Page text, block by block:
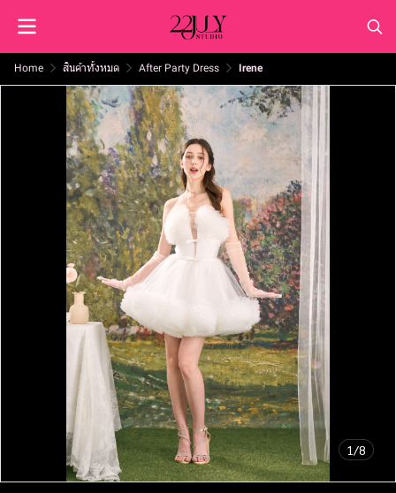
Home สินค้าทั้งหมด After Party Dress Irene
1/8